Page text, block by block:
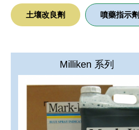
土壤改良劑 噴藥指示劑
Milliken 系列